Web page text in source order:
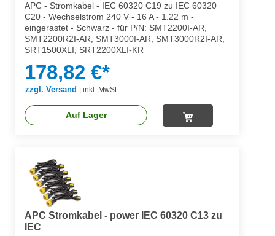
APC - Stromkabel - IEC 60320 C19 zu IEC 60320
C20 - Wechselstrom 240 V - 16 A - 1.22 m -
eingerastet - Schwarz - für P/N: SMT2200I-AR,
SMT2200R2I-AR, SMT3000I-AR, SMT3000R2I-AR,
SRT1500XLI, SRT2200XLI-KR
178,82 €*
zzgl. Versand inkl. MwSt.
Auf Lager
APC Stromkabel - power IEC 60320 C13 zu
IEC